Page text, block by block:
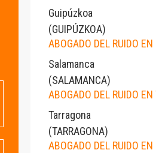
Guipúzkoa
(GUIPÚZKOA)
ABOGADO DEL RUIDO
Salamanca
(SALAMANCA)
ABOGADO DEL RUIDO EN
Tarragona
(TARRAGONA)
ABOGADO DEL RUIDO